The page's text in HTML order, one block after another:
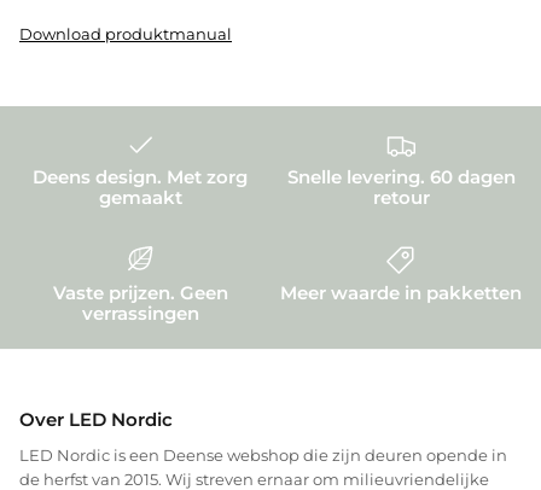
Download produktmanual
Deens design. Met zorg
gemaakt
Snelle levering. 60 dagen
retour
Vaste prijzen. Geen
verrassingen
Meer waarde in pakketten
Over LED Nordic
LED Nordic is een Deense webshop die zijn deuren opende in
de herfst van 2015. Wij streven ernaar om milieuvriendelijke